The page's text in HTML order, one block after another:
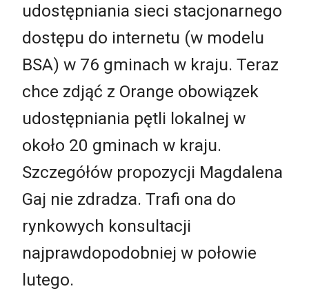
udostępniania sieci stacjonarnego
dostępu do internetu (w modelu
BSA) w 76 gminach w kraju. Teraz
chce zdjąć z Orange obowiązek
udostępniania pętli lokalnej w
około 20 gminach w kraju.
Szczegółów propozycji Magdalena
Gaj nie zdradza. Trafi ona do
rynkowych konsultacji
najprawdopodobniej w połowie
lutego.